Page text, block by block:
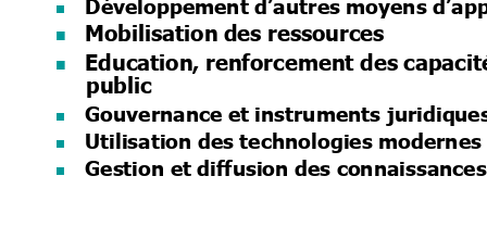
 Développement d’autres moyens
Mobilisation des ressources
Education, renforcement des
public
Gouvernance et instruments juridiq
Utilisation des technologies modernes
Gestion et diffusion des connaissances